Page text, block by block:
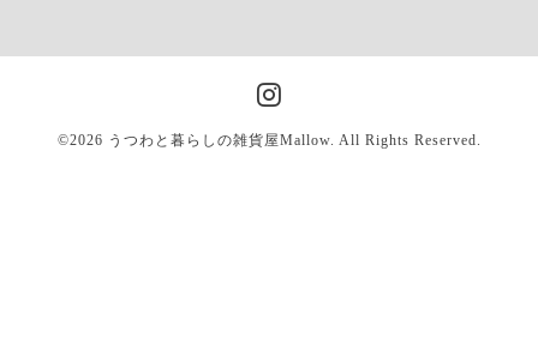
©2026 うつわと暮らしの雑貨屋Mallow. All Rights Reserved.